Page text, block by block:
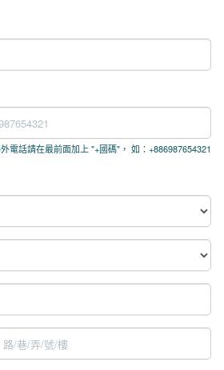
電話請在最前面加上 "+國碼"， 如：+886987654321